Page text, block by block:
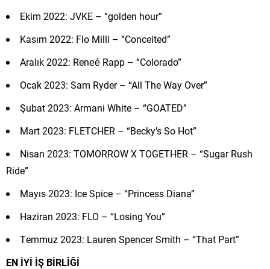
Ekim 2022: JVKE – “golden hour”
Kasım 2022: Flo Milli – “Conceited”
Aralık 2022: Reneé Rapp – “Colorado”
Ocak 2023: Sam Ryder – “All The Way Over”
Şubat 2023: Armani White – “GOATED”
Mart 2023: FLETCHER – “Becky’s So Hot”
Nisan 2023: TOMORROW X TOGETHER – “Sugar Rush
Ride”
Mayıs 2023: Ice Spice – “Princess Diana”
Haziran 2023: FLO – “Losing You”
Temmuz 2023: Lauren Spencer Smith – “That Part”
EN İYİ İŞ BİRLİĞİ